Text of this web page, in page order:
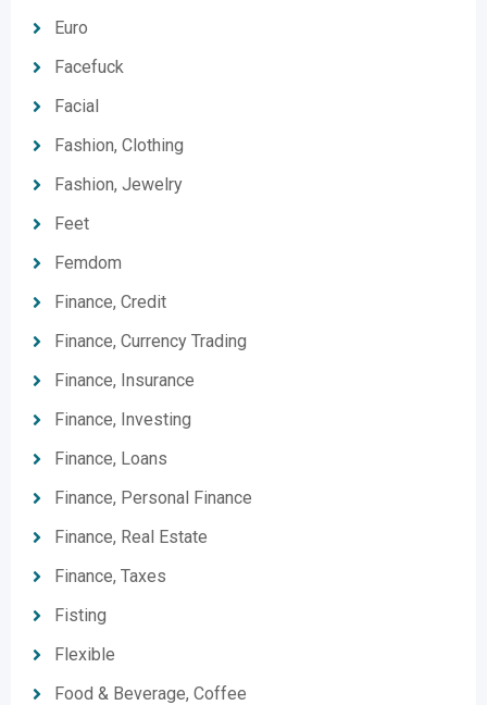
Euro
Facefuck
Facial
Fashion, Clothing
Fashion, Jewelry
Feet
Femdom
Finance, Credit
Finance, Currency Trading
Finance, Insurance
Finance, Investing
Finance, Loans
Finance, Personal Finance
Finance, Real Estate
Finance, Taxes
Fisting
Flexible
Food & Beverage, Coffee